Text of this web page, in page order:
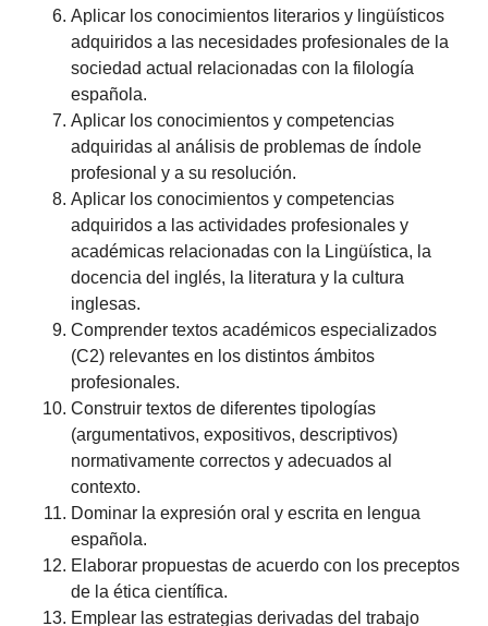
Aplicar los conocimientos literarios y lingüísticos
adquiridos a las necesidades profesionales de la
sociedad actual relacionadas con la filología
española.
Aplicar los conocimientos y competencias
adquiridas al análisis de problemas de índole
profesional y a su resolución.
Aplicar los conocimientos y competencias
adquiridos a las actividades profesionales y
académicas relacionadas con la Lingüística, la
docencia del inglés, la literatura y la cultura
inglesas.
Comprender textos académicos especializados
(C2) relevantes en los distintos ámbitos
profesionales.
Construir textos de diferentes tipologías
(argumentativos, expositivos, descriptivos)
normativamente correctos y adecuados al
contexto.
Dominar la expresión oral y escrita en lengua
española.
Elaborar propuestas de acuerdo con los preceptos
de la ética científica.
Emplear las estrategias derivadas del trabajo